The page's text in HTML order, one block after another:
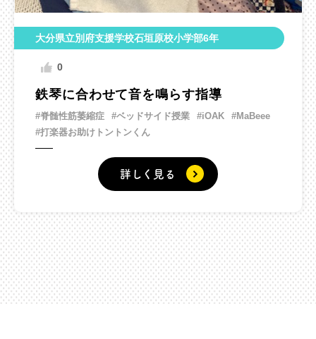
大分県立別府支援学校石垣原校小学部6年
0
鉄琴に合わせて音を鳴らす指導
#脊髄性筋萎縮症 #ベッドサイド授業 #iOAK
#MaBeee
#打楽器お助けトントンくん
詳しく見る